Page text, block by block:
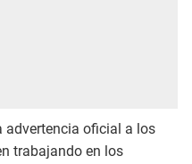
advertencia oficial a los
trabajando en los